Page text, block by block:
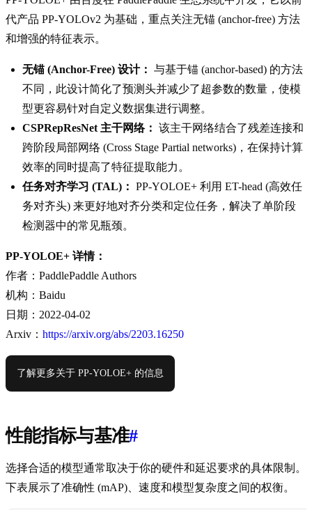
代产品 PP-YOLOv2 为基础，重点关注无锚 (anchor-free) 方法
和增强的特征表示。
无锚 (Anchor-Free) 设计： 与基于锚 (anchor-based) 的方法
不同，此设计简化了预测头并减少了超参数的数量，使模
型更容易针对自定义数据集进行调整。
CSPRepResNet 主干网络： 该主干网络结合了残差连接和
跨阶段局部网络 (Cross Stage Partial networks)，在保持计算
效率的同时提高了特征提取能力。
任务对齐学习 (TAL)： PP-YOLOE+ 利用 ET-head (高效任
务对齐头) 来更好地对齐分类和定位任务，解决了单阶段
检测器中的常见瓶颈。
PP-YOLOE+ 详情：
作者：PaddlePaddle Authors
机构：Baidu
日期：2022-04-02
Arxiv： https://arxiv.org/abs/2203.16250
了解更多关于 PP-YOLOE+ 的信息
性能指标与基准#
选择合适的模型通常取决于你的硬件和延迟要求的具体限制。
下表展示了准确性 (mAP)、速度和模型复杂度之间的权衡。